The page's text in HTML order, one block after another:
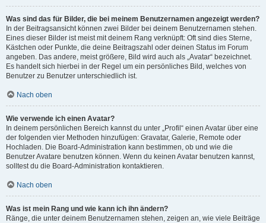
Was sind das für Bilder, die bei meinem Benutzernamen angezeigt werden?
In der Beitragsansicht können zwei Bilder bei deinem Benutzernamen stehen.
Eines dieser Bilder ist meist mit deinem Rang verknüpft: Oft sind dies Sterne,
Kästchen oder Punkte, die deine Beitragszahl oder deinen Status im Forum
angeben. Das andere, meist größere, Bild wird auch als „Avatar“ bezeichnet.
Es handelt sich hierbei in der Regel um ein persönliches Bild, welches von
Benutzer zu Benutzer unterschiedlich ist.
Nach oben
Wie verwende ich einen Avatar?
In deinem persönlichen Bereich kannst du unter „Profil“ einen Avatar über eine
der folgenden vier Methoden hinzufügen: Gravatar, Galerie, Remote oder
Hochladen. Die Board-Administration kann bestimmen, ob und wie die
Benutzer Avatare benutzen können. Wenn du keinen Avatar benutzen kannst,
solltest du die Board-Administration kontaktieren.
Nach oben
Was ist mein Rang und wie kann ich ihn ändern?
Ränge, die unter deinem Benutzernamen stehen, zeigen an, wie viele Beiträge